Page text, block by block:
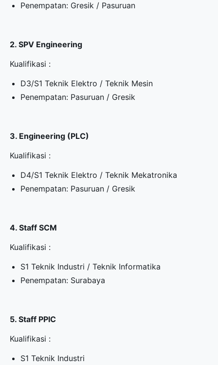
Penempatan: Gresik / Pasuruan
2. SPV Engineering
Kualifikasi :
D3/S1 Teknik Elektro / Teknik Mesin
Penempatan: Pasuruan / Gresik
3. Engineering (PLC)
Kualifikasi :
D4/S1 Teknik Elektro / Teknik Mekatronika
Penempatan: Pasuruan / Gresik
4. Staff SCM
Kualifikasi :
S1 Teknik Industri / Teknik Informatika
Penempatan: Surabaya
5. Staff PPIC
Kualifikasi :
S1 Teknik Industri